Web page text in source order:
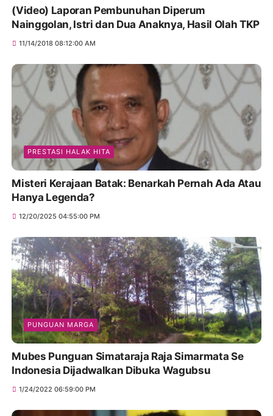
(Video) Laporan Pembunuhan Diperum
Nainggolan, Istri dan Dua Anaknya, Hasil Olah TKP
11/14/2018 08:12:00 AM
PRESTASI HALAK HITA
Misteri Kerajaan Batak: Benarkah Pernah Ada Atau
Hanya Legenda?
12/20/2025 04:55:00 PM
PUNGUAN MARGA
Mubes Punguan Simataraja Raja Simarmata Se
Indonesia Dijadwalkan Dibuka Wagubsu
1/24/2022 06:59:00 PM